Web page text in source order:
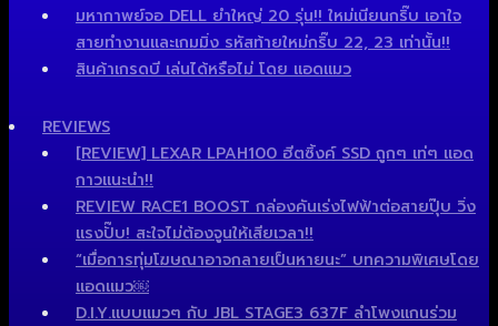
มหากาพย์จอ DELL ยำใหญ่ 20 รุ่น!! ใหม่เนียนกริ๊บ เอาใจ
สายทำงานและเกมมิ่ง รหัสท้ายใหม่กริ๊บ 22, 23 เท่านั้น!!
สินค้าเกรดบี เล่นได้หรือไม่ โดย แอดแมว
REVIEWS
[REVIEW] LEXAR LPAH100 ฮีตซิ้งค์ SSD ถูกๆ เท่ๆ แอด
กาวแนะนำ!!
REVIEW RACE1 BOOST กล่องคันเร่งไฟฟ้าต่อสายปุ๊บ วิ่ง
แรงปั๊บ! สะใจไม่ต้องจูนให้เสียเวลา!!
“เมื่อการทุ่มโฆษณาอาจกลายเป็นหายนะ” บทความพิเศษโดย
แอดแมว￼
D.I.Y.แบบแมวๆ กับ JBL STAGE3 637F ลำโพงแกนร่วม